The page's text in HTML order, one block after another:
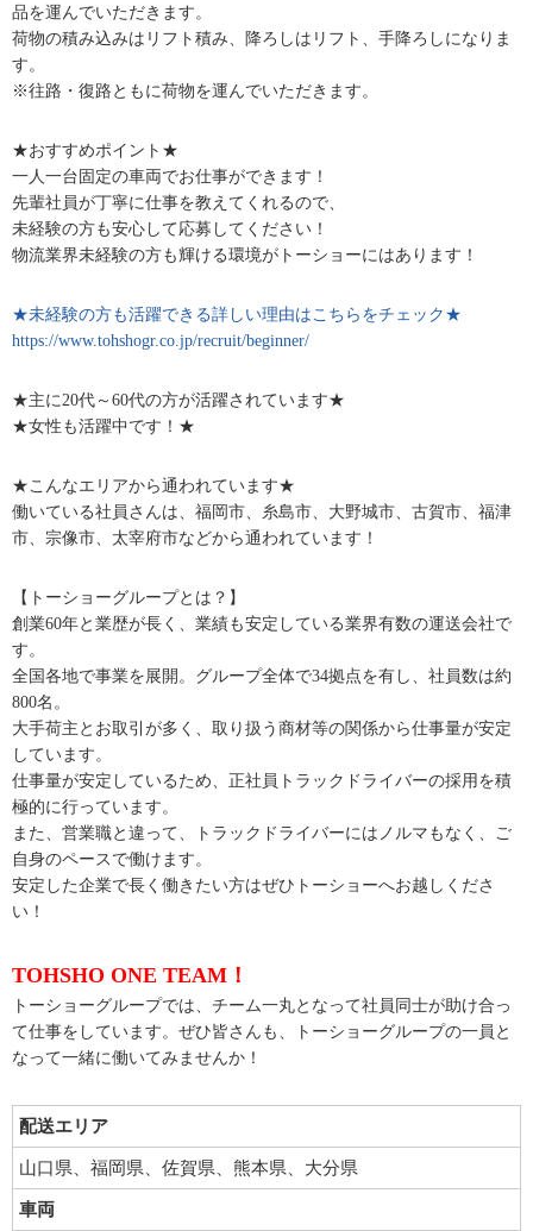
品を運んでいただきます。
荷物の積み込みはリフト積み、降ろしはリフト、手降ろしになりま
す。
※往路・復路ともに荷物を運んでいただきます。
★おすすめポイント★
一人一台固定の車両でお仕事ができます！
先輩社員が丁寧に仕事を教えてくれるので、
未経験の方も安心して応募してください！
物流業界未経験の方も輝ける環境がトーショーにはあります！
★未経験の方も活躍できる詳しい理由はこちらをチェック★
https://www.tohshogr.co.jp/recruit/beginner/
★主に20代～60代の方が活躍されています★
★女性も活躍中です！★
★こんなエリアから通われています★
働いている社員さんは、福岡市、糸島市、大野城市、古賀市、福津
市、宗像市、太宰府市などから通われています！
【トーショーグループとは？】
創業60年と業歴が長く、業績も安定している業界有数の運送会社で
す。
全国各地で事業を展開。グループ全体で34拠点を有し、社員数は約
800名。
大手荷主とお取引が多く、取り扱う商材等の関係から仕事量が安定
しています。
仕事量が安定しているため、正社員トラックドライバーの採用を積
極的に行っています。
また、営業職と違って、トラックドライバーにはノルマもなく、ご
自身のペースで働けます。
安定した企業で長く働きたい方はぜひトーショーへお越しくださ
い！
TOHSHO ONE TEAM！
トーショーグループでは、チーム一丸となって社員同士が助け合っ
て仕事をしています。ぜひ皆さんも、トーショーグループの一員と
なって一緒に働いてみませんか！
配送エリア
山口県、福岡県、佐賀県、熊本県、大分県
車両